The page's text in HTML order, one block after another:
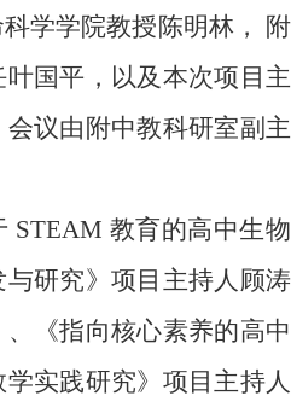
学学院教授陈明林， 附
国平，以及本次项目主
议由附中教科研室副主
STEAM 教育的高中生物
研究》项目主持人顾涛
、《指向核心素养的高中
实践研究》项目主持人